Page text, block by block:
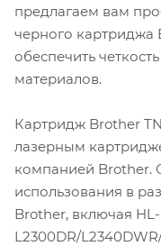
предлагаем вам
черного картриджа
обеспечить
материалов.
Картридж Brother
лазерным
компанией Brother.
использования в
Brother, включая HL-
L2300DR/